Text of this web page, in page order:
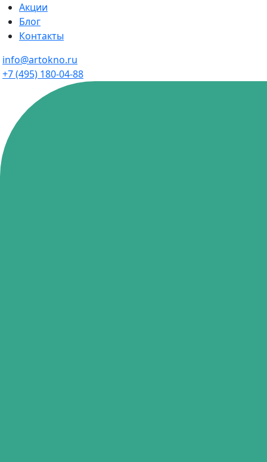
Акции
Блог
Контакты
info@artokno.ru
+7 (495) 180-04-88